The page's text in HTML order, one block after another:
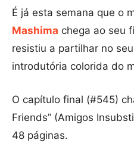
É já esta semana que o
Mashima chega ao seu
resistiu a partilhar no
introdutória colorida do
O capítulo final (#545)
Friends” (Amigos
48 páginas.